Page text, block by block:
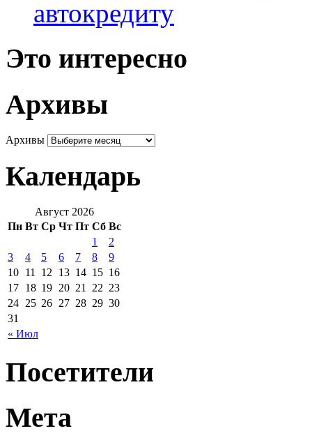
автокредиту
Это интересно
Архивы
Архивы
Календарь
Август 2026
Пн Вт Ср Чт Пт Сб Вс
« Июл
1
2
3
4 5 6 7 8
9
10 11 12 13 14 15 16
17 18 19 20 21 22 23
24 25 26 27 28 29 30
31
Посетители
Мета